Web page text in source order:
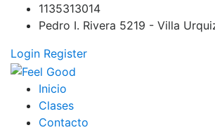
1135313014
Pedro I. Rivera 5219 - Villa
Login Register
Feel Good
PILATES REFORMER – PILATES
CIRCUITO – Clases Online
Inicio
Clases
Contacto